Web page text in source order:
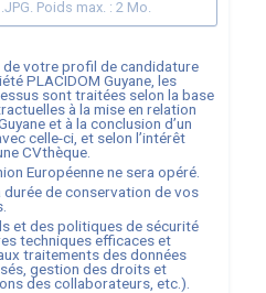
.DOC, .JPG. Poids max. : 2 Mo.
de votre profil de candidature
PLACIDOM Guyane, les
sont traitées selon la base
à la mise en relation
et à la conclusion d’un
celle-ci, et selon l’intérêt
CVthèque.
Européenne ne sera opéré.
de conservation de vos
et des politiques de sécurité
techniques efficaces et
traitements des données
gestion des droits et
des collaborateurs, etc.).